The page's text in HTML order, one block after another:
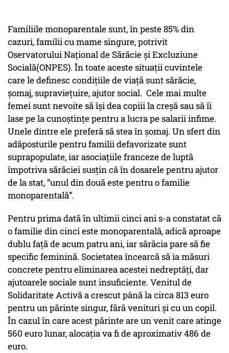
Familiile monoparentale sunt, în peste 85% din
cazuri, familii cu mame singure, potrivit
Oservatorului Național de Sărăcie și Excluziune
Socială(ONPES). În toate aceste situații cuvintele
care le definesc condițiile de viață sunt sărăcie,
șomaj, supraviețuire, ajutor social. Cele mai multe
femei sunt nevoite să își dea copiii la creșă sau să îi
lase pe la cunoștințe pentru a lucra pe salarii infime.
Unele dintre ele preferă să stea în șomaj. Un sfert din
adăposturile pentru familii defavorizate sunt
suprapopulate, iar asociațiile franceze de luptă
împotriva sărăciei susțin că în dosarele pentru ajutor
de la stat, ”unul din două este pentru o familie
monoparentală”.
Pentru prima dată în ultimii cinci ani s-a constatat că
o familie din cinci este monoparentală, adică aproape
dublu față de acum patru ani, iar sărăcia pare să fie
specific feminină. Societatea încearcă să ia măsuri
concrete pentru eliminarea acestei nedreptăți, dar
ajutoarele sociale sunt insuficiente. Venitul de
Solidaritate Activă a crescut până la circa 813 euro
pentru un părinte singur, fără venituri și cu un copil.
În cazul în care acest părinte are un venit care atinge
560 euro lunar, alocația va fi de aproximativ 486 de
euro.